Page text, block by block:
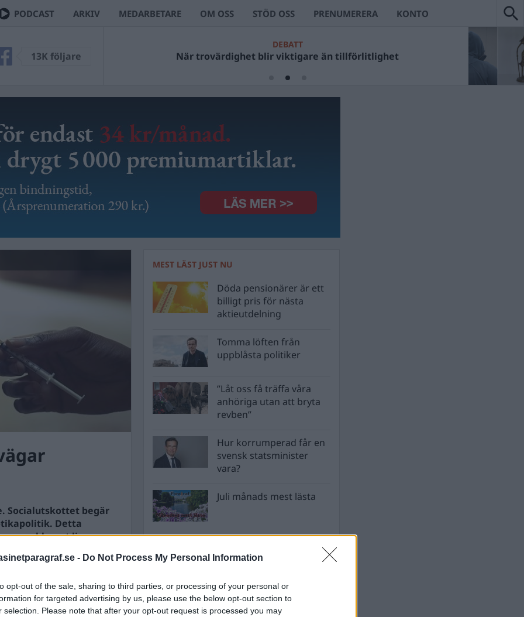
- Do Not Process My Personal Information
opt-out of the sale, sharing to third parties, or processing of your personal or
for targeted advertising by us, please use the below opt-out section to
selection. Please note that after your opt-out request is processed you may
PODCAST ARKIV MEDARBETARE OM OSS STÖD OSS PRENUMERERA KONTO
13K följare
DEBATT
När trovärdighet blir viktigare än tillförlitlighet
Socialutskottet begär
Detta
problemet ligger
Hallengren
av missbruket
reagerat. Vikarierande
MEST LÄST JUST NU
Döda pensionärer är ett
billigt pris för nästa
aktieutdelning
Tomma löften från
uppblåsta politiker
”Låt oss få träffa våra
anhöriga utan att bryta
revben”
Hur korrumperad får en
svensk statsminister
vara?
Juli månads mest lästa
STÖD OSS
Stöd Para§rafs bevakning av högerextremismen